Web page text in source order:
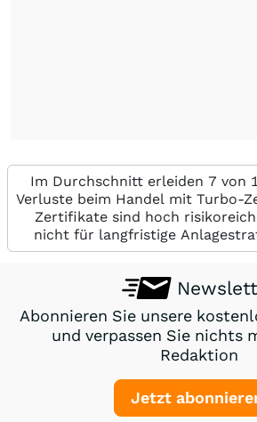
Im Durchschnitt erleiden 7 von
Verluste beim Handel mit Turbo-
Zertifikate sind hoch
nicht für langfristige
Abonnieren Sie unsere
und verpassen Sie nichts
Redaktion
Jetzt